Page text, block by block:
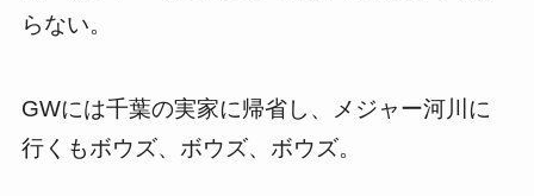
らない。
GWには千葉の実家に帰省し、メジャー河川に
行くもボウズ、ボウズ、ボウズ。